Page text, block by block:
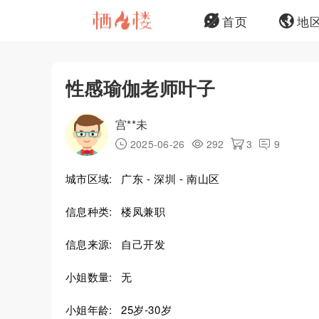
首页 地
性感瑜伽老师叶子
宫**未
2025-06-26 292 3 9
城市区域: 广东 - 深圳 - 南山区
信息种类: 楼凤兼职
信息来源: 自己开发
小姐数量: 无
小姐年龄: 25岁-30岁